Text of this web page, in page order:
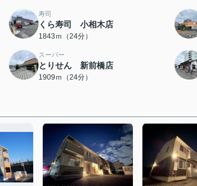
寿司
くら寿司 小相木店
1843ｍ（24分）
スーパー
とりせん 新前橋店
1909ｍ（24分）